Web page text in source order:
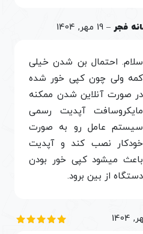
فجر – 19 مهر, 1404
سلام. احتمال بن شدن خیلی
کمه ولی چون کپی خور شده
در صورت آنلاین شدن ممکنه
مایکروسافت آپدیت رسمی
سیستم عامل رو به صورت
خودکار نصب کند و آپدیت
باعث میشود کپی خور بودن
دستگاه از بین برود.